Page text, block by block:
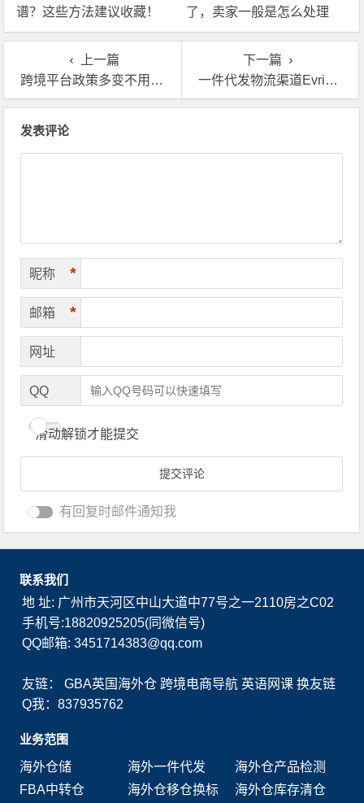
谱？这些方法建议收藏！
了，卖家一般是怎么处理
的？
上一篇
跨境平台政策多变不用慌，TikTok欧洲海外仓助你稳赢
下一篇
一件代发物流渠道Evri投递升级，英国海外仓躺赢？
发表评论
昵称 *
邮箱 *
网址
QQ
滑动解锁才能提交
有回复时邮件通知我
联系我们
地 址: 广州市天河区中山大道中77号之一2110房之C02
手机号:18820925205(同微信号)
QQ邮箱: 3451714383@qq.com
友链：GBA英国海外仓 跨境电商导航 英语网课 换友链
Q我：837935762
业务范围
海外仓储
海外一件代发
海外仓产品检测
FBA中转仓
海外仓移仓换标 海外仓库存清仓